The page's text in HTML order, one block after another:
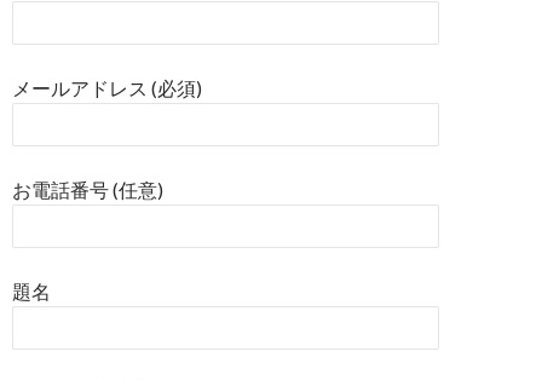
メールアドレス (必須)
お電話番号 (任意)
題名